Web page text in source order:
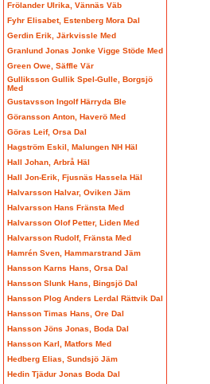
Frölander Ulrika, Vännäs Väb
Fyhr Elisabet, Estenberg Mora Dal
Gerdin Erik, Järkvissle Med
Granlund Jonas Jonke Vigge Stöde Med
Green Owe, Säffle Vär
Gulliksson Gullik Spel-Gulle, Borgsjö
Med
Gustavsson Ingolf Härryda Ble
Göransson Anton, Haverö Med
Göras Leif, Orsa Dal
Hagström Eskil, Malungen NH Häl
Hall Johan, Arbrå Häl
Hall Jon-Erik, Fjusnäs Hassela Häl
Halvarsson Halvar, Oviken Jäm
Halvarsson Hans Fränsta Med
Halvarsson Olof Petter, Liden Med
Halvarsson Rudolf, Fränsta Med
Hamrén Sven, Hammarstrand Jäm
Hansson Karns Hans, Orsa Dal
Hansson Slunk Hans, Bingsjö Dal
Hansson Plog Anders Lerdal Rättvik Dal
Hansson Timas Hans, Ore Dal
Hansson Jöns Jonas, Boda Dal
Hansson Karl, Matfors Med
Hedberg Elias, Sundsjö Jäm
Hedin Tjädur Jonas Boda Dal